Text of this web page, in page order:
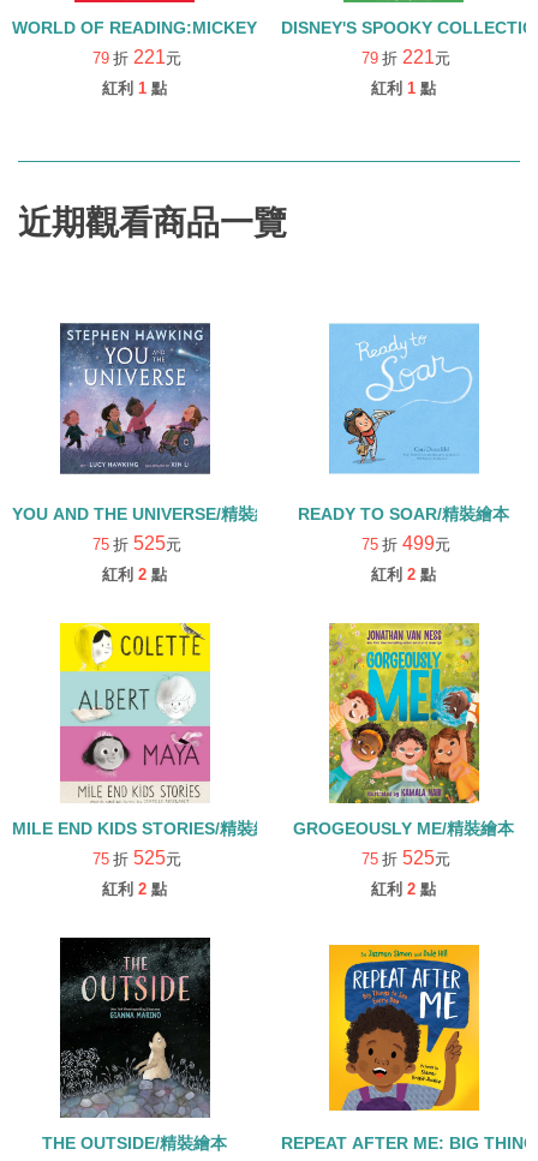
WORLD OF READING:MICKEY AND FRIENDS LISTEN ALONG
79 折 221元
紅利 1 點
DISNEY'S SPOOKY
79 折 221元
紅利 1 點
近期觀看商品一覽
YOU AND THE UNIVERSE/精裝繪本
75 折 525元
紅利 2 點
READY TO SOAR/精裝繪本
75 折 499元
紅利 2 點
MILE END KIDS STORIES/精裝繪本
75 折 525元
紅利 2 點
GROGEOUSLY ME/精裝繪本
75 折 525元
紅利 2 點
THE OUTSIDE/精裝繪本 REPEAT AFTER ME: BIG